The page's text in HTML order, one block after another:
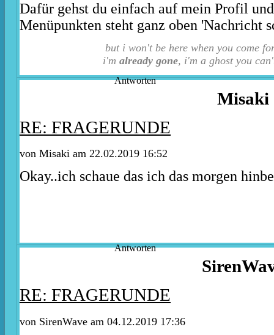
Dafür gehst du einfach auf mein Profil
Menüpunkten steht ganz oben 'Nachricht
but i won't be here when you come
i'm already gone, i'm a ghost you
Antworten
Misaki
RE: FRAGERUNDE
von Misaki am 22.02.2019 16:52
Okay..ich schaue das ich das morgen
Antworten
RE: FRAGERUNDE
von SirenWave am 04.12.2019 17:36